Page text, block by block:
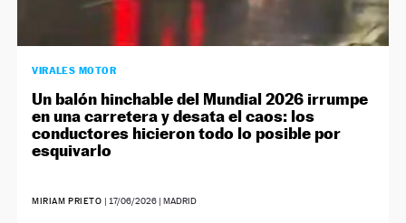
VIRALES MOTOR
Un balón hinchable del Mundial 2026 irrumpe
en una carretera y desata el caos: los
conductores hicieron todo lo posible por
esquivarlo
MIRIAM PRIETO | 17/06/2026| MADRID